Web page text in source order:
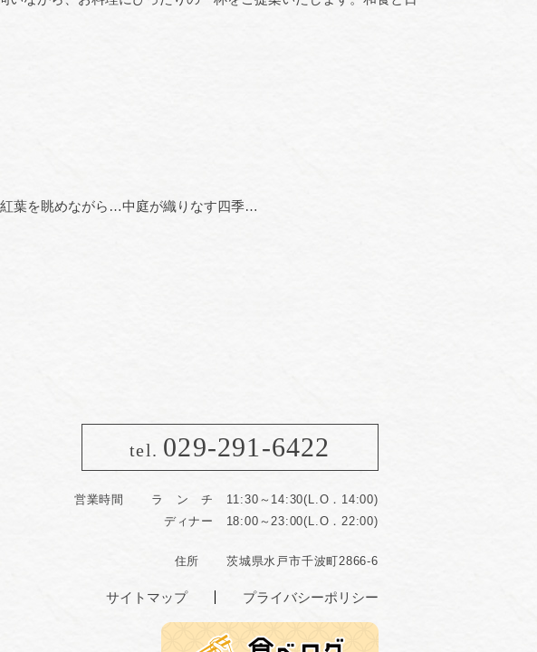
桜や紅葉を眺めながら…中庭が織りなす四季のうつろい
tel. 029-291-6422
営業時間
ラ ン チ 11:30～14:30(L.O．14:00)
ディナー 18:00～23:00(L.O．22:00)
住所 茨城県水戸市千波町2866-6
サイトマップ プライバシーポリシー